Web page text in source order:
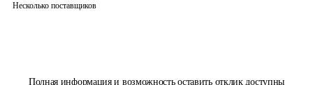
Полная информация и возможность оставить отклик доступны
Несколько поставщиков